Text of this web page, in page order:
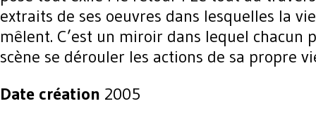
extraits de ses oeuvres dans lesquelles la
mêlent. C’est un miroir dans lequel chacun
scène se dérouler les actions de sa propre
Date création 2005